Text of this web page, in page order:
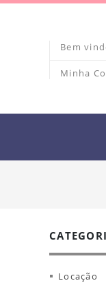
Bem
Minha
Locação